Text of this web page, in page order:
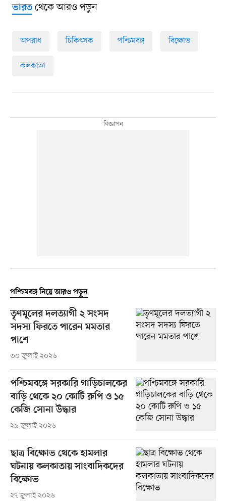
ভারতথেকে আরও পড়ুন
অপরাধ চিকিৎসক পশ্চিমবঙ্গ বিক্ষোভ
কলকাতা
পশ্চিমবঙ্গ নিয়ে আরও পড়ুন
তৃণমূলের দলত্যাগী ২ সংসদ
সদস্য ফিরতে পারেন মমতার
পাশে
৩০ জুলাই ২০২৬
পশ্চিমবঙ্গে সরকারি গাড়িচালকের
বাড়ি থেকে ২০ কোটি রুপি ও ১৫
কেজি সোনা উদ্ধার
২৯ জুলাই ২০২৬
ছাত্র বিক্ষোভ থেকে হামলার
ঘটনায় কলকাতায় সাংবাদিকদের
বিক্ষোভ
২৭ জুলাই ২০২৬